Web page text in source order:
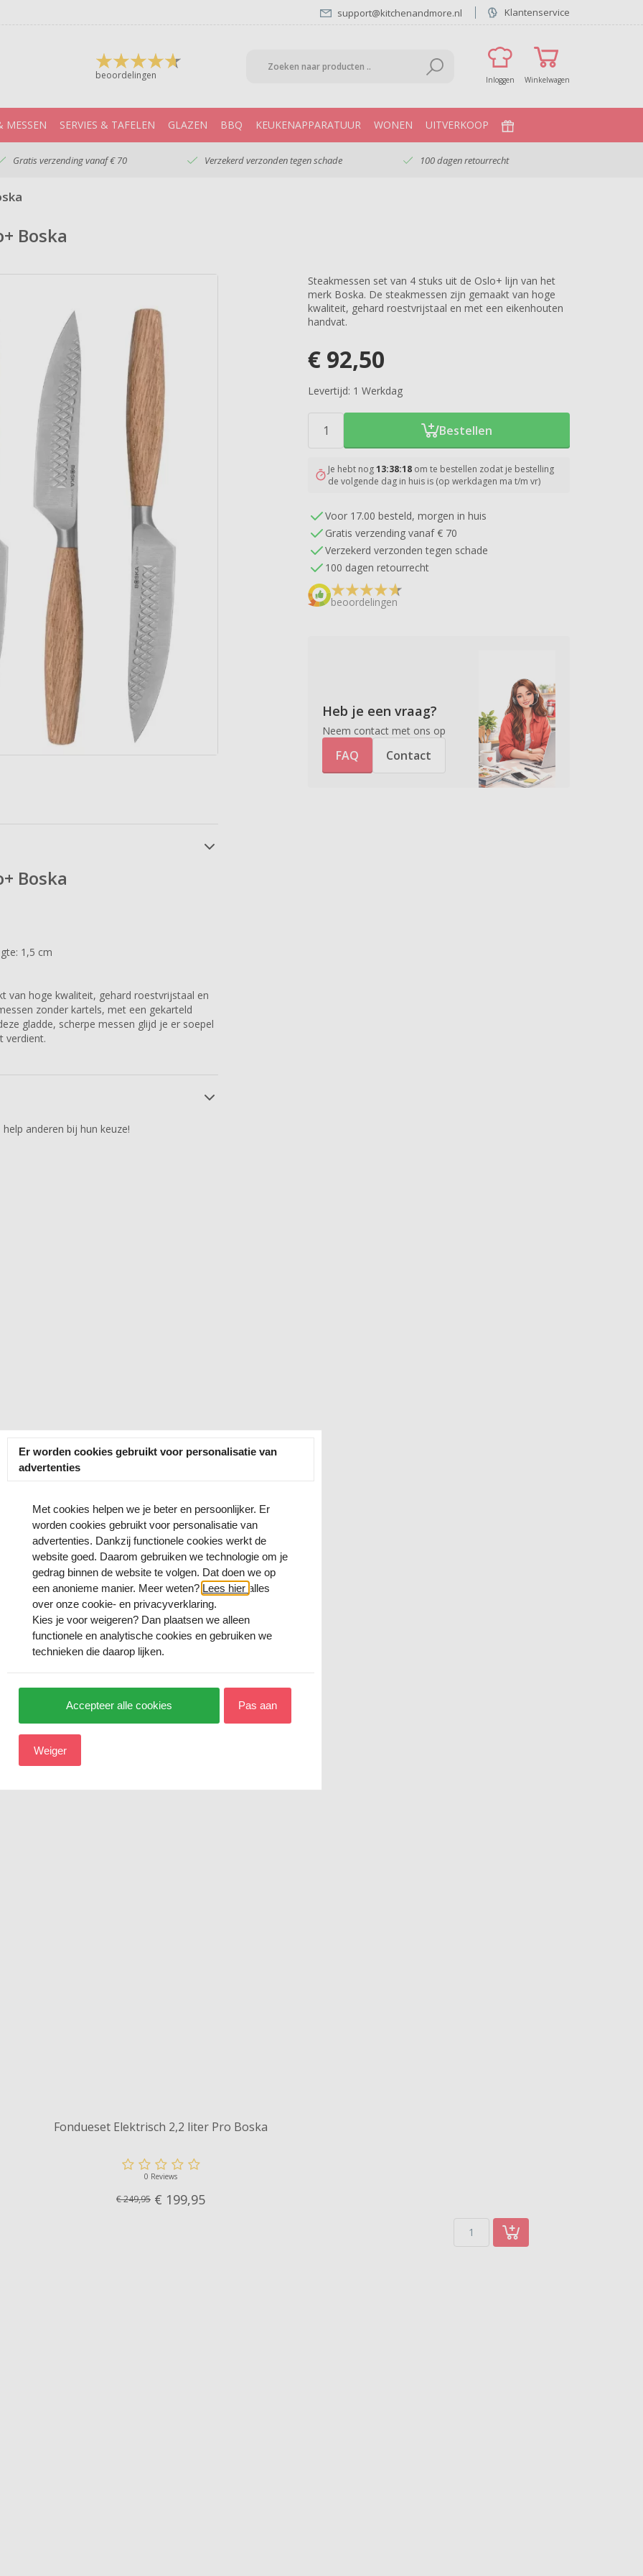
support@kitchenandmore.nl Klantenservice
beoordelingen Inloggen Winkelwagen
MESSEN SERVIES & TAFELEN GLAZEN BBQ KEUKENAPPARATUUR WONEN UITVERKOOP
Gratis verzending vanaf € 70 Verzekerd verzonden tegen schade 100 dagen retourrecht
Boska
Steakmessen set van 4 stuks uit de Oslo+ lijn van het
merk Boska. De steakmessen zijn gemaakt van hoge
kwaliteit, gehard roestvrijstaal en met een eikenhouten
handvat.
€ 92,50
Levertijd: 1 Werkdag
Bestellen
Je hebt nog13:38:17 om te bestellen zodat je bestelling
de volgende dag in huis is (op werkdagen ma t/m vr)
Voor 17.00 besteld, morgen in huis
Gratis verzending vanaf € 70
Verzekerd verzonden tegen schade
100 dagen retourrecht
beoordelingen
Heb je een vraag?
Neem contact met ons op
FAQ Contact
Boska
1,5 cm
van hoge kwaliteit, gehard roestvrijstaal en
zonder kartels, met een gekarteld
gladde, scherpe messen glijd je er soepel
verdient.
anderen bij hun keuze!
Fondueset Elektrisch 2,2 liter Pro Boska
0 Reviews
€ 249,95 € 199,95
Er worden cookies gebruikt voor personalisatie van
advertenties
Met cookies helpen we je beter en persoonlijker. Er
worden cookies gebruikt voor personalisatie van
advertenties. Dankzij functionele cookies werkt de
website goed. Daarom gebruiken we technologie om je
gedrag binnen de website te volgen. Dat doen we op
een anonieme manier. Meer weten? Lees hier alles
over onze cookie- en privacyverklaring.
Kies je voorweigeren? Dan plaatsen we alleen
functionele en analytische cookies en gebruiken we
technieken die daarop lijken.
Accepteer alle cookies Pas aan
Weiger